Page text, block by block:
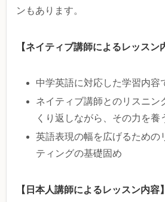
ンもあります。
【ネイティブ講師によるレッスン
中学英語に対応した学習内容
ネイティブ講師とのリスニン
くり返しながら、その力を養
英語表現の幅を広げるための
ティングの基礎固め
【日本人講師によるレッスン内容】